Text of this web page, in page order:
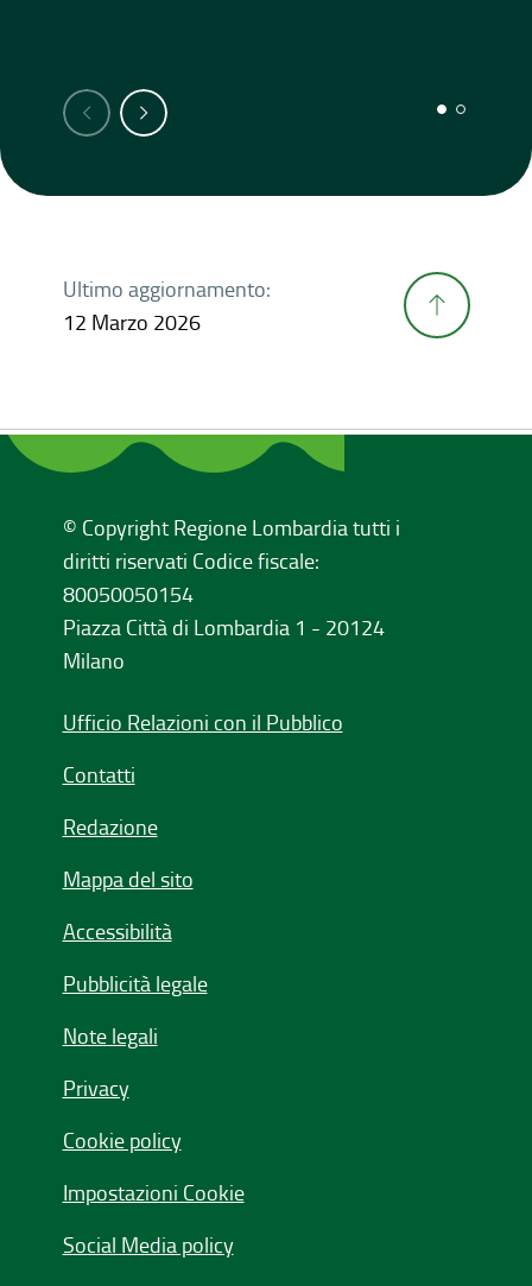
Ultimo aggiornamento:
12 Marzo 2026
© Copyright Regione Lombardia tutti i
diritti riservati Codice fiscale:
80050050154
Piazza Città di Lombardia 1 - 20124
Milano
Ufficio Relazioni con il Pubblico
Contatti
Redazione
Mappa del sito
Accessibilità
Pubblicità legale
Note legali
Privacy
Cookie policy
Impostazioni Cookie
Social Media policy